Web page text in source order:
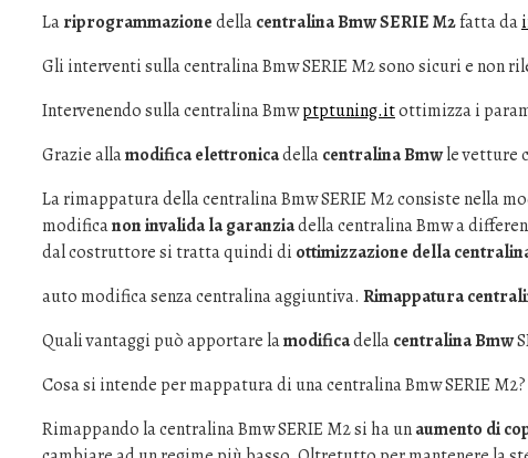
Lariprogrammazionedellacentralina Bmw SERIE M2fatta da
Gli interventi sulla centralina Bmw SERIE M2 sono sicuri e non
Intervenendo sulla centralina Bmwptptuning.itottimizza i
Grazie allamodifica elettronicadellacentralina Bmwle vetture
La rimappatura della centralina Bmw SERIE M2 consiste nella
modificanon invalida la garanziadella centralina Bmw a
dal costruttore si tratta quindi di ottimizzazione della
auto modifica senza centralina aggiuntiva. Rimappatura
Quali vantaggi può apportare lamodificadellacentralina Bmw
Cosa si intende per mappatura di una centralina Bmw SERIE M2?
Rimappando la centralina Bmw SERIE M2 si ha unaumento di